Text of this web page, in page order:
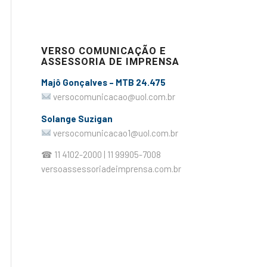
VERSO COMUNICAÇÃO E
ASSESSORIA DE IMPRENSA
Majô Gonçalves – MTB 24.475
versocomunicacao@uol.com.br
Solange Suzigan
versocomunicacao1@uol.com.br
☎ 11 4102-2000 | 11 99905-7008
versoassessoriadeimprensa.com.br